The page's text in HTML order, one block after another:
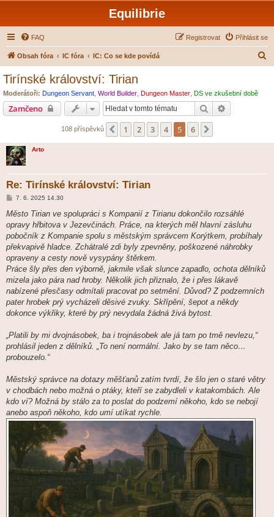
Equilibrie
FAQ Přihlásit se
Registrovat
Obsah fóra IC fóra IC: Co se kde povídá
Tirínské království: Tirian
Moderátoři: Dungeon Servant World Builder Dungeon Master DS ve zkušební době
Zamčeno Hledat
108 příspěvků Předchozí
1 2 3 4 5 6
Arto
Re: Tirínské království: Tirian
P
í
p
ě
e
k
7. 6. 2025 14.30
Město Tirian ve spolupráci s Kompanií z Tirianu dokončilo rozsáhlé
opravy hřbitova v Jezevčinách. Práce, na kterých měl hlavní zásluhu
pobočník z Kompanie spolu s městským správcem Korýtkem, probíhaly
překvapivě hladce. Zchátralé zdi byly zpevněny, poškozené náhrobky
opraveny a cesty nově vysypány štěrkem.
Práce šly přes den výborně, jakmile však slunce zapadlo, ochota dělníků
mizela jako pára nad hroby. Několik jich přiznalo, že i přes lákavě
nabízené přesčasy odmítali pracovat po setmění. Důvod? Z podzemních
pater hrobek prý vycházeli děsivé zvuky. Skřípění, šepot a někdy
dokonce výkřiky, které by prý nevydala žádná živá bytost.
„Platili by mi dvojnásobek, ba i trojnásobek ale já tam po tmě nevlezu,“
prohlásil jeden z dělníků. „To není normální. Jako by se tam něco…
probouzelo.“
Městský správce na dotazy měšťanů zatím tvrdí, že šlo jen o staré větry
v chodbách nebo možná o ptáky, kteří se zabydleli v katakombách. Ale
kdo ví? Možná by stálo za to poslat do podzemí někoho, kdo se nebojí
anebo aspoň někoho, kdo umí utíkat rychle.